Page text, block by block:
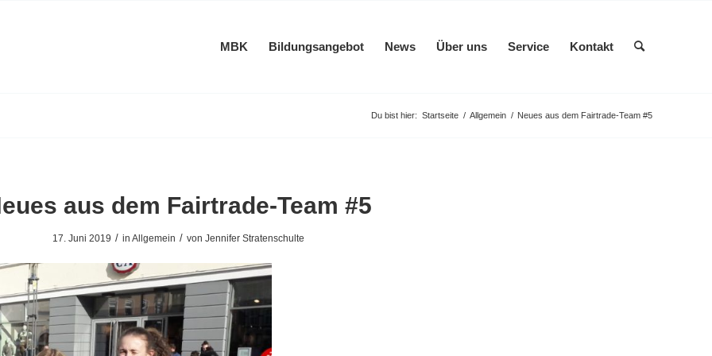
MBK Bildungsangebot News Über uns Service Kontakt
Du bist hier: Startseite / Allgemein / Neues aus dem Fairtrade-Team #5
aus dem Fairtrade-Team #5
17. Juni 2019 / in Allgemein / von Jennifer Stratenschulte